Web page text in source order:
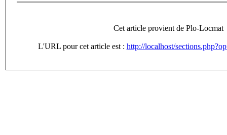
Cet article provient de Plo-Locmat
L'URL pour cet article est : http://localhost/